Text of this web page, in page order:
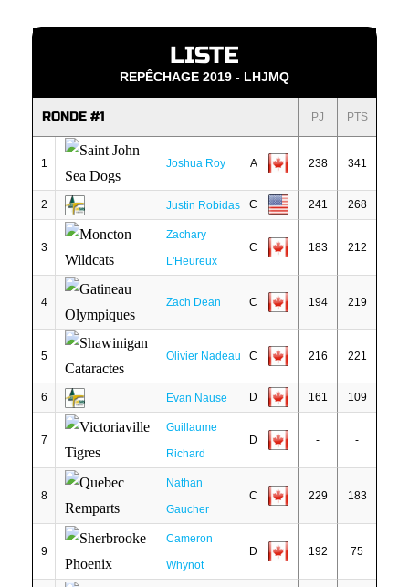
LISTE
REPÊCHAGE 2019 - LHJMQ
RONDE #1 PJ PTS
1 Joshua Roy A 238 341
2 Justin Robidas C 241 268
3
Zachary
L'Heureux
C 183 212
4 Zach Dean C 194 219
5 Olivier Nadeau C 216 221
6 Evan Nause D 161 109
7
Guillaume
Richard
D - -
8
Nathan
Gaucher
C 229 183
9
Cameron
Whynot
D 192 75